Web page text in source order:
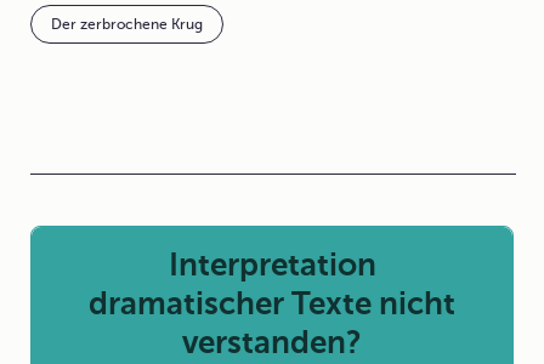
Der zerbrochene Krug
Interpretation
dramatischer Texte nicht
verstanden?